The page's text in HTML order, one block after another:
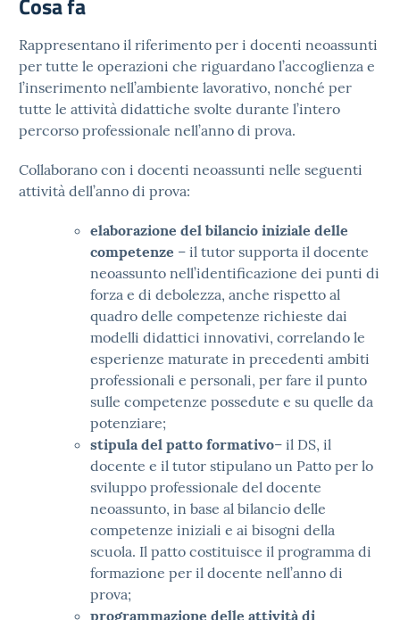
Rappresentano il riferimento per i docenti neoassunti
per tutte le operazioni che riguardano l’accoglienza e
l’inserimento nell’ambiente lavorativo, nonché per
tutte le attività didattiche svolte durante l’intero
percorso professionale nell’anno di prova.
Collaborano con i docenti neoassunti nelle seguenti
attività dell’anno di prova:
elaborazione del bilancio iniziale delle
competenze – il tutor supporta il docente
neoassunto nell’identificazione dei punti di
forza e di debolezza, anche rispetto al
quadro delle competenze richieste dai
modelli didattici innovativi, correlando le
esperienze maturate in precedenti ambiti
professionali e personali, per fare il punto
sulle competenze possedute e su quelle da
potenziare;
stipula del patto formativo– il DS, il
docente e il tutor stipulano un Patto per lo
sviluppo professionale del docente
neoassunto, in base al bilancio delle
competenze iniziali e ai bisogni della
scuola. Il patto costituisce il programma di
formazione per il docente nell’anno di
prova;
programmazione delle attività di